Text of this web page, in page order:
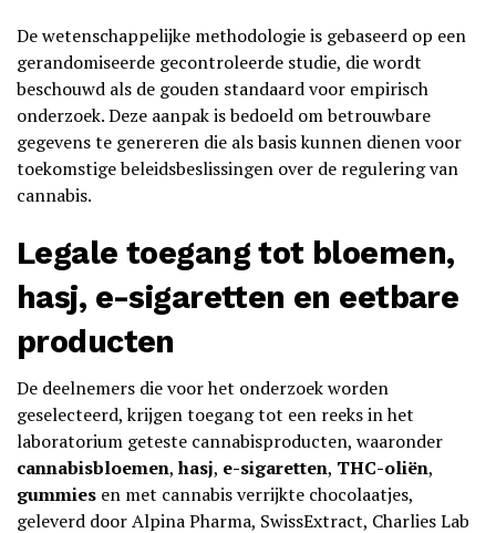
De wetenschappelijke methodologie is gebaseerd op een
gerandomiseerde gecontroleerde studie, die wordt
beschouwd als de gouden standaard voor empirisch
onderzoek. Deze aanpak is bedoeld om betrouwbare
gegevens te genereren die als basis kunnen dienen voor
toekomstige beleidsbeslissingen over de regulering van
cannabis.
Legale toegang tot bloemen,
hasj, e-sigaretten en eetbare
producten
De deelnemers die voor het onderzoek worden
geselecteerd, krijgen toegang tot een reeks in het
laboratorium geteste cannabisproducten, waaronder
cannabisbloemen,hasj, e-sigaretten, THC-oliën,
gummies en met cannabis verrijkte chocolaatjes,
geleverd door Alpina Pharma, SwissExtract, Charlies Lab